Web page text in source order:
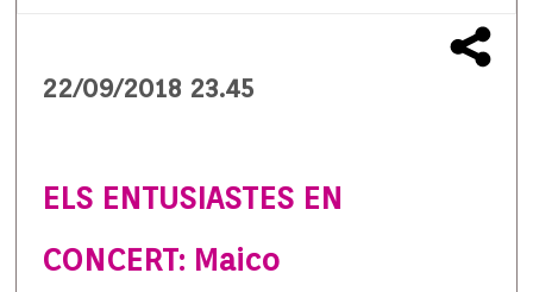
22/09/2018 23.45
ELS ENTUSIASTES EN
CONCERT: Maico